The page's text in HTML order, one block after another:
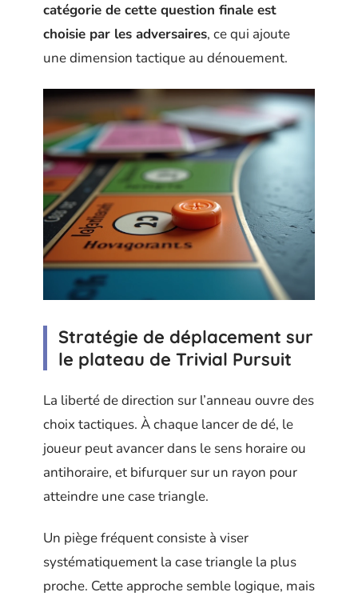
catégorie de cette question finale est
choisie par les adversaires, ce qui ajoute
une dimension tactique au dénouement.
Stratégie de déplacement sur
le plateau de Trivial Pursuit
La liberté de direction sur l’anneau ouvre des
choix tactiques. À chaque lancer de dé, le
joueur peut avancer dans le sens horaire ou
antihoraire, et bifurquer sur un rayon pour
atteindre une case triangle.
Un piège fréquent consiste à viser
systématiquement la case triangle la plus
proche. Cette approche semble logique, mais